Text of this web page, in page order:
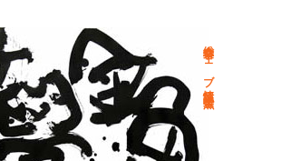
総合文学ウェブ情報誌 文学金魚